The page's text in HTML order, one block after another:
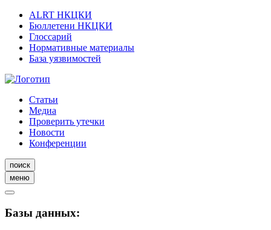
ALRT НКЦКИ
Бюллетени НКЦКИ
Глоссарий
Нормативные материалы
База уязвимостей
Статьи
Медиа
Проверить утечки
Новости
Конференции
поиск
меню
Базы данных: